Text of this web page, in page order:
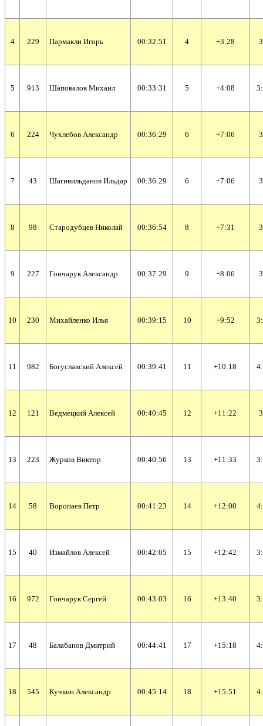
4 229 Пармакли Игорь 00:32:51 4 +3:28
5 913 Шаповалов Михаил 00:33:31 5 +4:08
6 224 Чухлебов Александр 00:36:29 6 +7:06
7 43 Шагивильданов Ильдар 00:36:29 6 +7:06
8 98 Стародубцев Николай 00:36:54 8 +7:31
9 227 Гончарук Александр 00:37:29 9 +8:06
10 230 Михайленко Илья 00:39:15 10 +9:52
11 982 Богуславский Алексей 00:39:41 11 +10:18
12 121 Ведмецкий Алексей 00:40:45 12 +11:22
13 223 Журков Виктор 00:40:56 13 +11:33
14 58 Воропаев Петр 00:41:23 14 +12:00
15 40 Измайлов Алексей 00:42:05 15 +12:42
16 972 Гончарук Сергей 00:43:03 16 +13:40
17 48 Балабанов Дмитрий 00:44:41 17 +15:18
18 545 Кучкин Александр 00:45:14 18 +15:51